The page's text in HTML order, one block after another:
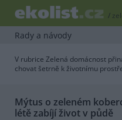
/
Rady a návody
V rubrice Zelená domácnost
chovat šetrně k životnímu
Mýtus o zeleném
létě zabíjí život v půdě